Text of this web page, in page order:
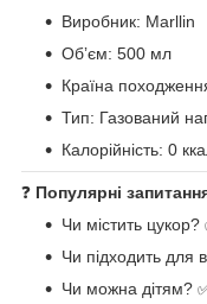
Виробник: Marllin
Обʼєм: 500 мл
Країна
Тип: Газований
Калорійність: 0
❓ Популярні
Чи містить цукор?
Чи підходить для
Чи можна дітям?